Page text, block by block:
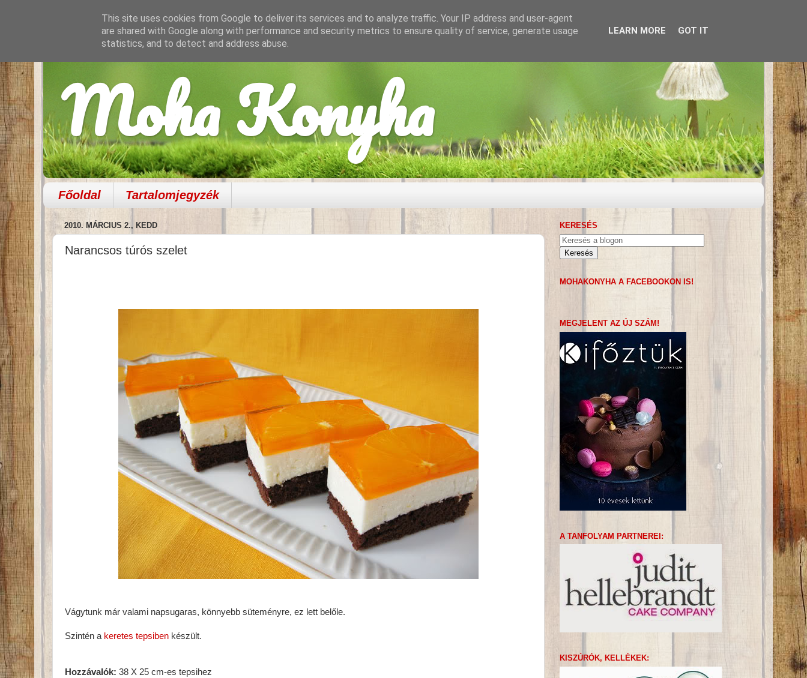
Moha Konyha
Főoldal Tartalomjegyzék
2010. MÁRCIUS 2., KEDD
Narancsos túrós szelet
Vágytunk már valami napsugaras, könnyebb süteményre, ez lett belőle.
Szintén a keretes tepsiben készült.
Hozzávalók: 38 X 25 cm-es tepsihez
KERESÉS
MOHAKONYHA A FACEBOOKON IS!
MEGJELENT AZ ÚJ SZÁM!
A TANFOLYAM PARTNEREI:
KISZÚRÓK, KELLÉKEK:
This site uses cookies from Google to deliver its services and to analyze traffic. Your IP address and user-agent
are shared with Google along with performance and security metrics to ensure quality of service, generate usage
statistics, and to detect and address abuse.
LEARN MORE GOT IT